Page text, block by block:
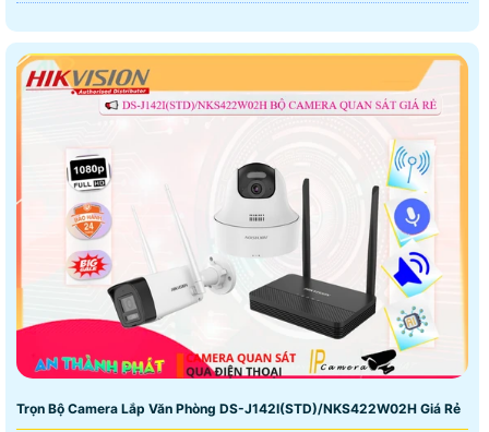
Trọn Bộ Camera Lắp Văn Phòng DS-J142I(STD)/NKS422W02H Giá Rẻ